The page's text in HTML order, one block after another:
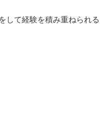
して経験を積み重ねられる